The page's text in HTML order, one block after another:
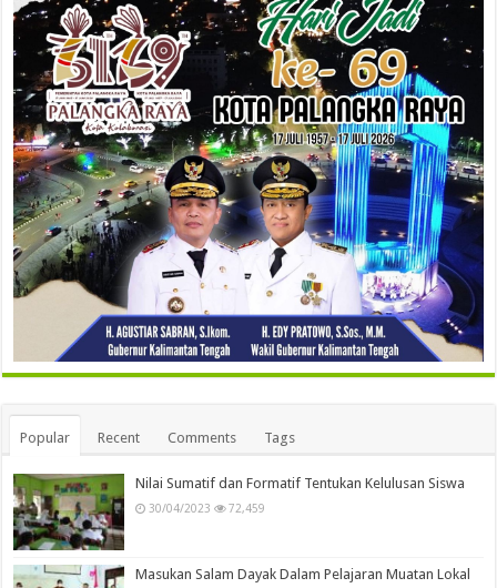
Popular Recent Comments Tags
Nilai Sumatif dan Formatif Tentukan Kelulusan Siswa
30/04/2023 72,459
Masukan Salam Dayak Dalam Pelajaran Muatan Lokal